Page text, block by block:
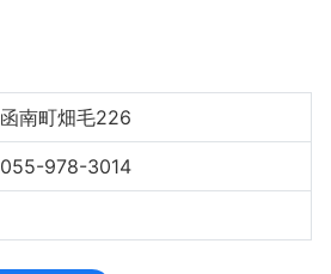
函南町畑毛226
055-978-3014